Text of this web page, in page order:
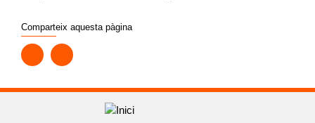
Comparteix aquesta pàgina